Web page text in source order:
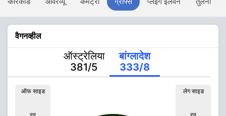
वैगनव्हील
ऑस्ट्रेलिया
381/5
बांग्लादेश
333/8
ऑफ साइड लेग साइड